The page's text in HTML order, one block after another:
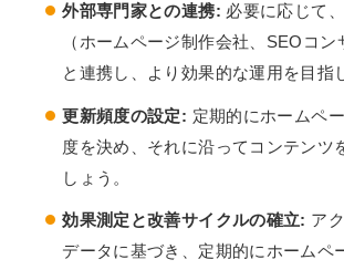
外部専門家との連携: 必要に応じて
（ホームページ制作会社、SEOコン
と連携し、より効果的な運用を目指
更新頻度の設定: 定期的にホームペ
度を決め、それに沿ってコンテンツ
しょう。
効果測定と改善サイクルの確立: ア
データに基づき、定期的にホームペ